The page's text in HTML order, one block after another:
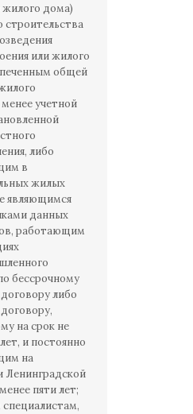
жилого дома)
строительства
или жилого
общей
учетной
либо
в
жилых
являющимся
данных
работающим
бессрочному
либо
на срок не
и постоянно
на
Ленинградской
пяти лет;